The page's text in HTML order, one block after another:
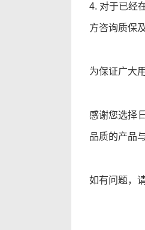
4. 对于已经
方咨询质保
为保证广大
感谢您选择
品质的产品
如有问题，